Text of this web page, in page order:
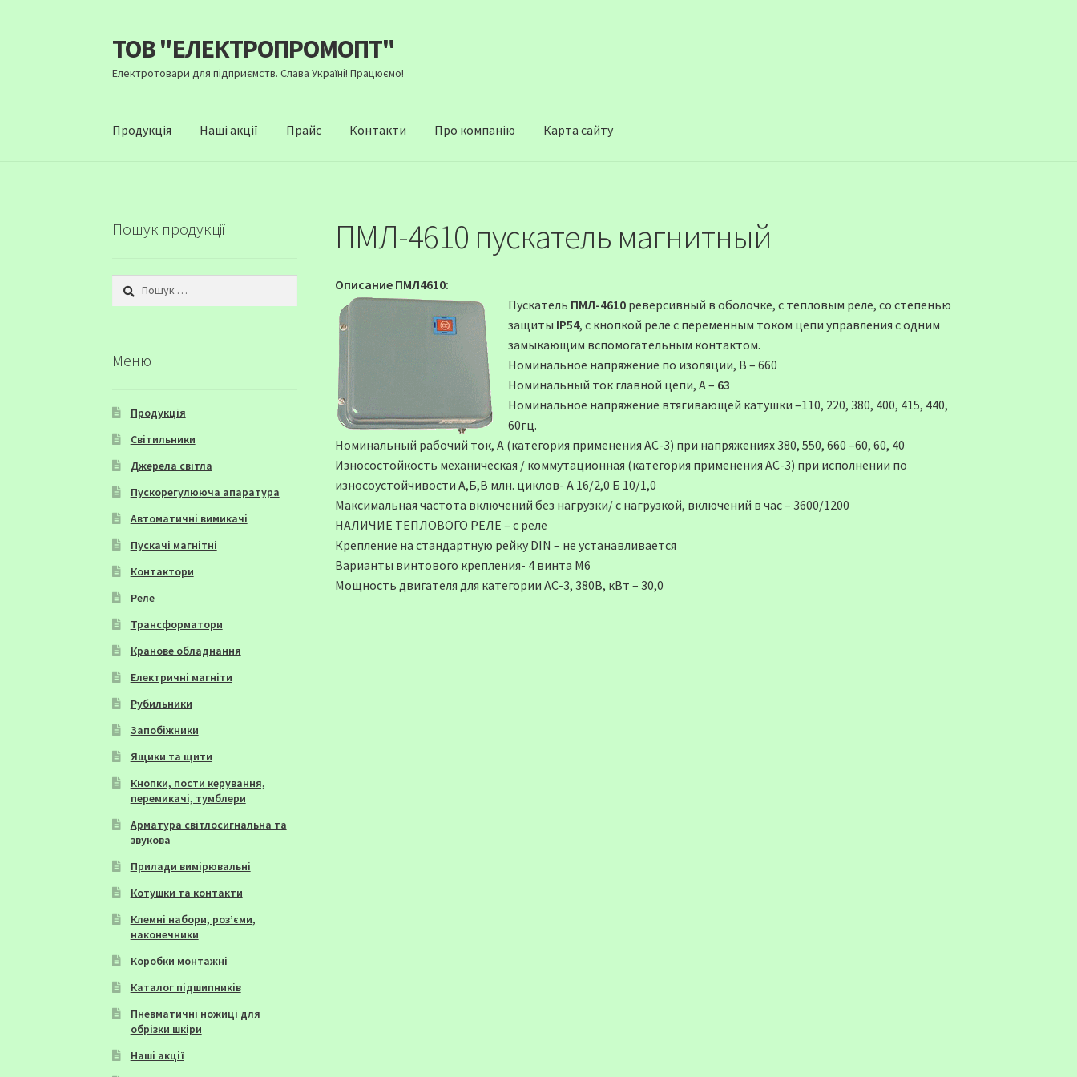
Перейти
до
навігації
Перейти
до
вмісту
ТОВ "ЕЛЕКТРОПРОМОПТ"
Електротовари для підприємств. Слава Україні! Працюємо!
Продукція Наші акції Прайс Контакти Про компанію Карта сайту
ПМЛ-4610 пускатель магнитный
Описание ПМЛ4610:
Пускатель ПМЛ-4610реверсивный в оболочке, с тепловым реле, со степенью
защиты IP54, с кнопкой реле c переменным током цепи управления с одним
замыкающим вспомогательным контактом.
Номинальное напряжение по изоляции, В – 660
Номинальный ток главной цепи, А – 63
Номинальное напряжение втягивающей катушки –110, 220, 380, 400, 415, 440,
60гц.
Номинальный рабочий ток, А (категория применения АС-3) при напряжениях 380, 550, 660 –60, 60, 40
Износостойкость механическая / коммутационная (категория применения АС-3) при исполнении по
износоустойчивости А,Б,В млн. циклов- А 16/2,0 Б 10/1,0
Максимальная частота включений без нагрузки/ с нагрузкой, включений в час – 3600/1200
НАЛИЧИЕ ТЕПЛОВОГО РЕЛЕ – c реле
Крепление на стандартную рейку DIN – не устанавливается
Варианты винтового крепления- 4 винта М6
Мощность двигателя для категории АС-3, 380В, кВт – 30,0
Пошук продукції
Пошук:
Меню
Продукція
Світильники
Джерела світла
Пускорегулююча апаратура
Автоматичні вимикачі
Пускачі магнітні
Контактори
Реле
Трансформатори
Кранове обладнання
Електричні магніти
Рубильники
Запобіжники
Ящики та щити
Кнопки, пости керування,
перемикачі, тумблери
Арматура світлосигнальна та
звукова
Прилади вимірювальні
Котушки та контакти
Клемні набори, роз’єми,
наконечники
Коробки монтажні
Каталог підшипників
Пневматичні ножиці для
обрізки шкіри
Наші акції